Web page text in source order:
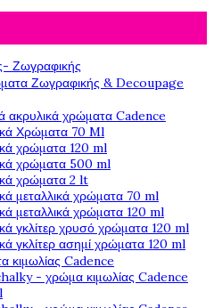
Ζωγραφικής
Ζωγραφικής & Decoupage
ακρυλικά χρώματα Cadence
Χρώματα 70 Ml
χρώματα 120 ml
χρώματα 500 ml
χρώματα 2 lt
μεταλλικά χρώματα 70 ml
μεταλλικά χρώματα 120 ml
γκλίτερ χρυσό χρώματα 120 ml
γκλίτερ ασημί χρώματα 120 ml
κιμωλίας Cadence
- χρώμα κιμωλίας Cadence